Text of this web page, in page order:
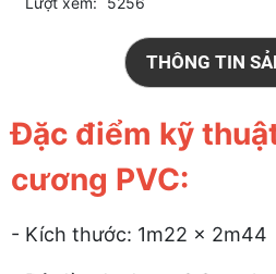
THÔNG TIN
Đặc điểm kỹ
cương PVC:
- Kích thước: 1m22 x 2m44